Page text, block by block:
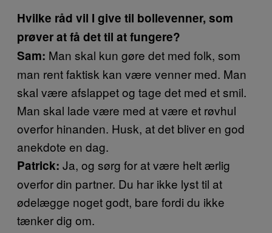
Hvilke råd vil I give til bollevenner, som
prøver at få det til at fungere?
Sam: Man skal kun gøre det med folk, som
man rent faktisk kan være venner med. Man
skal være afslappet og tage det med et smil.
Man skal lade være med at være et røvhul
overfor hinanden. Husk, at det bliver en god
anekdote en dag.
Patrick: Ja, og sørg for at være helt ærlig
overfor din partner. Du har ikke lyst til at
ødelægge noget godt, bare fordi du ikke
tænker dig om.